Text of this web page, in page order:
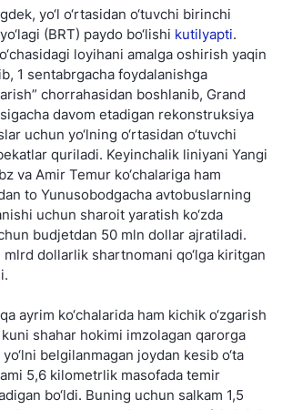
yo‘l o‘rtasidan o‘tuvchi birinchi
(BRT) paydo bo‘lishi kutilyapti.
loyihani amalga oshirish yaqin
1 sentabrgacha foydalanishga
chorrahasidan boshlanib, Grand
davom etadigan rekonstruksiya
uchun yo‘lning o‘rtasidan o‘tuvchi
quriladi. Keyinchalik liniyani Yangi
va Amir Temur ko‘chalariga ham
to Yunusobodgacha avtobuslarning
uchun sharoit yaratish ko‘zda
budjetdan 50 mln dollar ajratiladi.
mlrd dollarlik shartnomani qo‘lga kiritgan
ayrim ko‘chalarida ham kichik o‘zgarish
kuni shahar hokimi imzolagan qarorga
belgilanmagan joydan kesib o‘ta
5,6 kilometrlik masofada temir
bo‘ldi. Buning uchun salkam 1,5